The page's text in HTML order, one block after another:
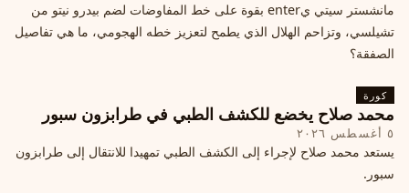
مانشستر سيتي يenter بقوة على خط المفاوضات لضم بيدرو نيتو من
تشيلسي، وتزاحم الهلال الذي يطمح لتعزيز خطه الهجومي، ما هي تفاصيل
الصفقة؟
كورة
محمد صلاح يخضع للكشف الطبي في طرابزون سبور
٥ أغسطس ٢٠٢٦
يستعد محمد صلاح لإجراء إلى الكشف الطبي تمهيدا للانتقال إلى طرابزون
سبور.